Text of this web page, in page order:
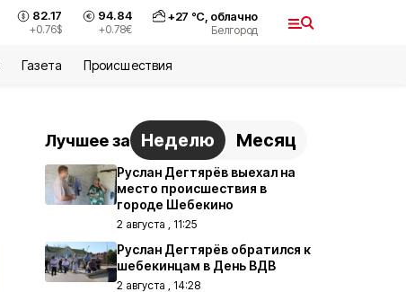
82.17
+0.76$
94.84
+0.78€
+27 °С, облачно
Белгород
Газета Происшествия
Лучшее за Неделю Месяц
Руслан Дегтярёв выехал на
место происшествия в
городе Шебекино
2 августа , 11:25
Руслан Дегтярёв обратился к
шебекинцам в День ВДВ
2 августа , 14:28